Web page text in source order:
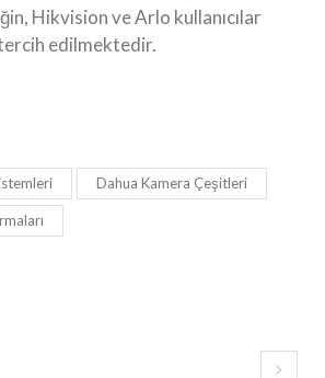
Hikvision ve Arlo kullanıcılar
edilmektedir.
Dahua Kamera Çeşitleri